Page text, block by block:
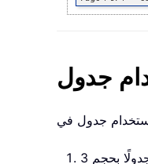
جدول